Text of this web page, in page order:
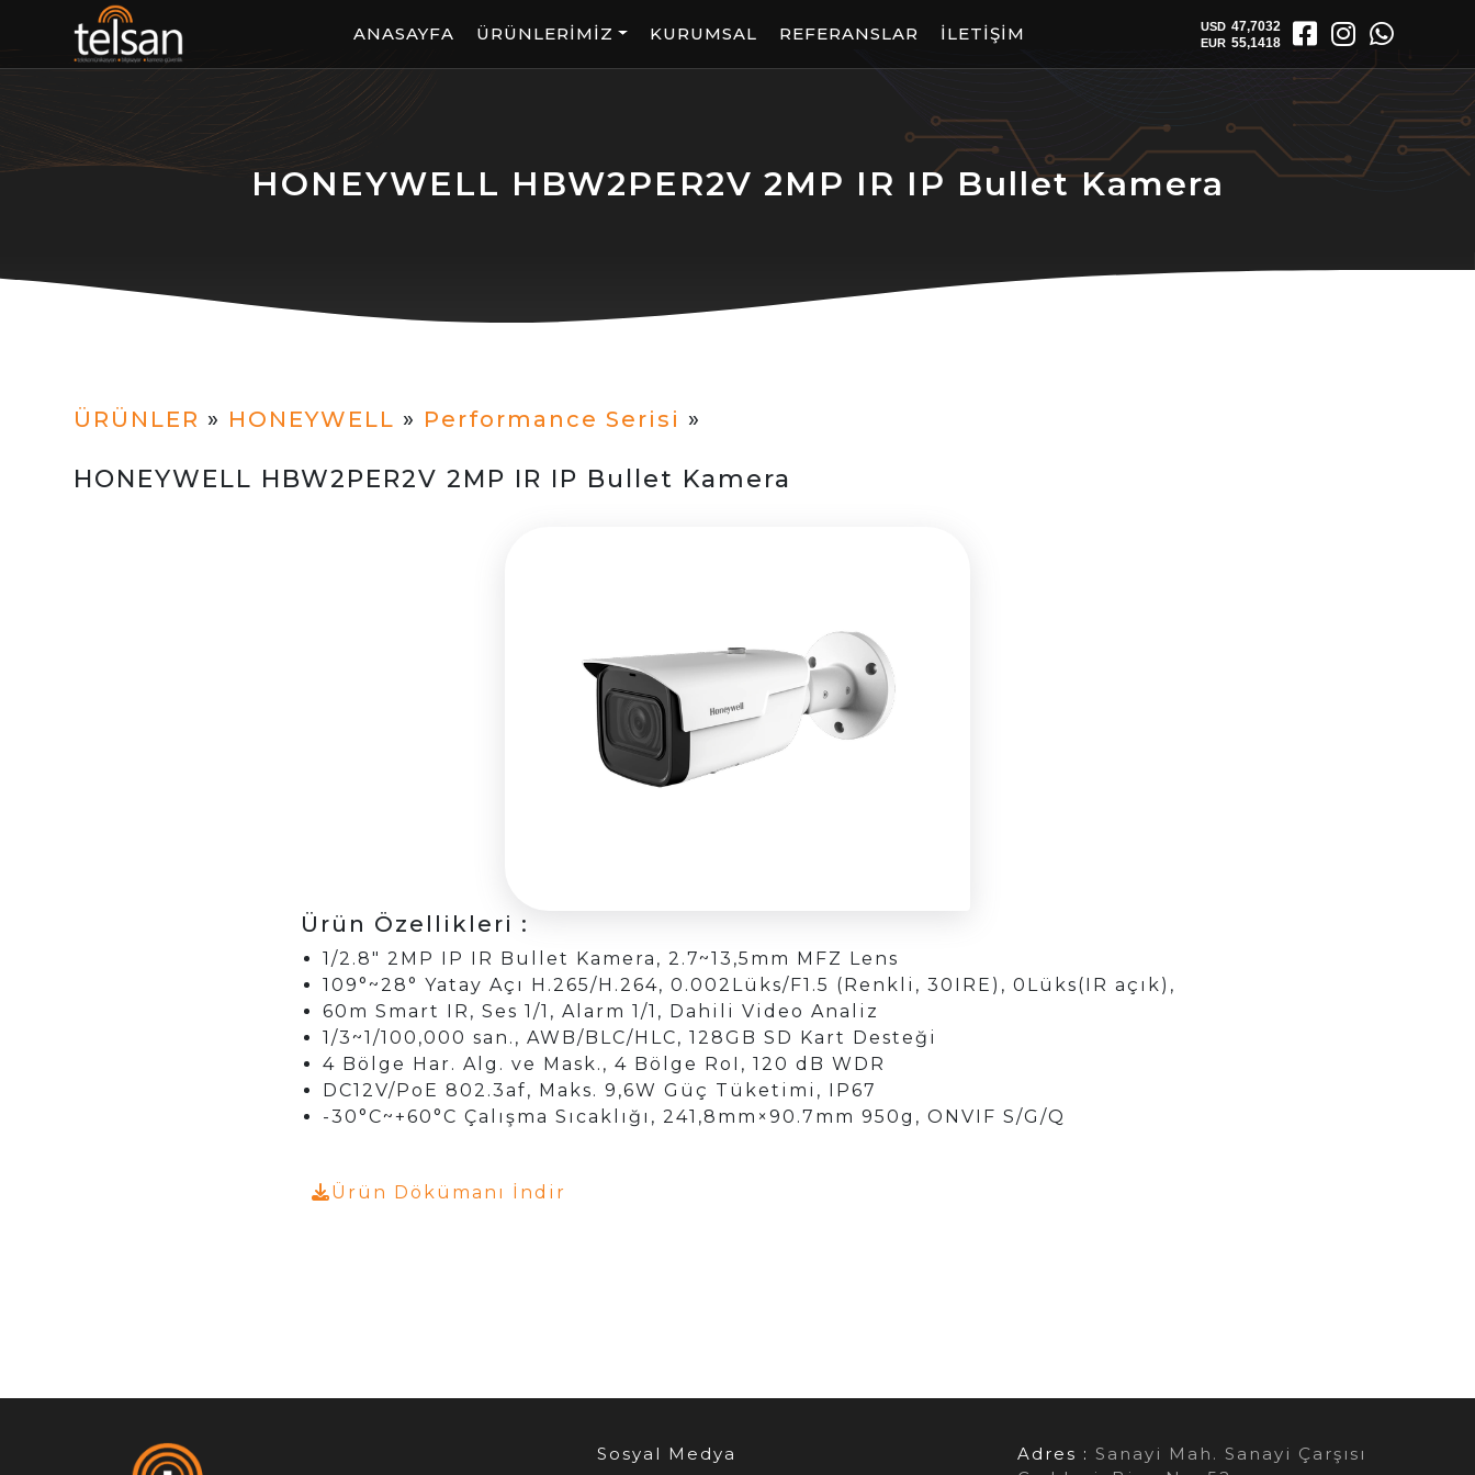
ANASAYFA ÜRÜNLERİMİZ KURUMSAL REFERANSLAR İLETİŞİM
HONEYWELL HBW2PER2V 2MP IR IP Bullet Kamera
ÜRÜNLER » HONEYWELL » Performance Serisi »
HONEYWELL HBW2PER2V 2MP IR IP Bullet Kamera
Ürün Özellikleri :
1/2.8″ 2MP IP IR Bullet Kamera, 2.7~13,5mm MFZ Lens
109°~28° Yatay Açı H.265/H.264, 0.002Lüks/F1.5 (Renkli, 30IRE), 0Lüks(IR açık),
60m Smart IR, Ses 1/1, Alarm 1/1, Dahili Video Analiz
1/3~1/100,000 san., AWB/BLC/HLC, 128GB SD Kart Desteği
4 Bölge Har. Alg. ve Mask., 4 Bölge RoI, 120 dB WDR
DC12V/PoE 802.3af, Maks. 9,6W Güç Tüketimi, IP67
-30°C~+60°C Çalışma Sıcaklığı, 241,8mm×90.7mm 950g, ONVIF S/G/Q
Ürün Dökümanı İndir
Sosyal Medya Adres : Sanayi Mah. Sanayi Çarşısı